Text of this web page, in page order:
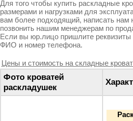
Для того чтобы купить раскладные
размерами и нагрузками для
вам более подходящий, написать нам
позвонить нашим менеджерам по
Если вы юр.лицо пришлите
ФИО и номер телефона.
Цены и стоимость на складные
Фото кроватей
раскладушек